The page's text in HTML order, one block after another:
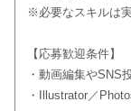
※必要なスキルは
【応募歓迎条件】
・動画編集やSNS
・Illustrator／